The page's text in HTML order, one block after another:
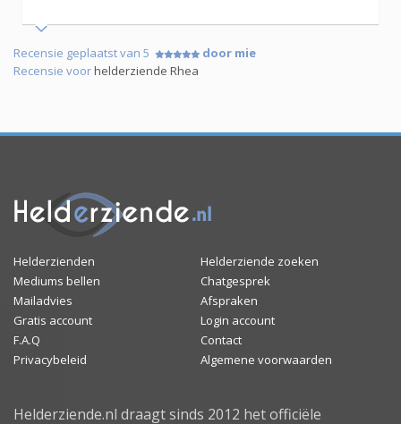
Recensie geplaatst van 5
door mie
Recensie voorhelderziende Rhea
Helderzienden
Helderziende zoeken
Mediums bellen
Chatgesprek
Mailadvies
Afspraken
Gratis account
Login account
F.A.Q
Contact
Privacybeleid
Algemene voorwaarden
Helderziende.nl draagt sinds 2012 het officiële